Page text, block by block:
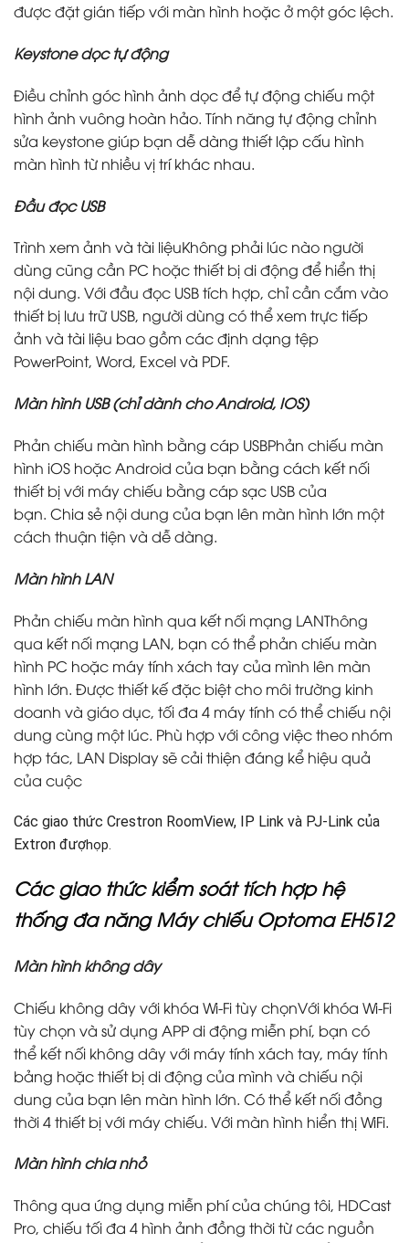
được đặt gián tiếp với màn hình hoặc ở một góc lệch.
Keystone dọc tự động
Điều chỉnh góc hình ảnh dọc để tự động chiếu một
hình ảnh vuông hoàn hảo. Tính năng tự động chỉnh
sửa keystone giúp bạn dễ dàng thiết lập cấu hình
màn hình từ nhiều vị trí khác nhau.
Đầu đọc USB
Trình xem ảnh và tài liệuKhông phải lúc nào người
dùng cũng cần PC hoặc thiết bị di động để hiển thị
nội dung. Với đầu đọc USB tích hợp, chỉ cần cắm vào
thiết bị lưu trữ USB, người dùng có thể xem trực tiếp
ảnh và tài liệu bao gồm các định dạng tệp
PowerPoint, Word, Excel và PDF.
Màn hình USB (chỉ dành cho Android, IOS)
Phản chiếu màn hình bằng cáp USBPhản chiếu màn
hình iOS hoặc Android của bạn bằng cách kết nối
thiết bị với máy chiếu bằng cáp sạc USB của
bạn. Chia sẻ nội dung của bạn lên màn hình lớn một
cách thuận tiện và dễ dàng.
Màn hình LAN
Phản chiếu màn hình qua kết nối mạng LANThông
qua kết nối mạng LAN, bạn có thể phản chiếu màn
hình PC hoặc máy tính xách tay của mình lên màn
hình lớn. Được thiết kế đặc biệt cho môi trường kinh
doanh và giáo dục, tối đa 4 máy tính có thể chiếu nội
dung cùng một lúc. Phù hợp với công việc theo nhóm
hợp tác, LAN Display sẽ cải thiện đáng kể hiệu quả
của cuộc
Các giao thức Crestron RoomView, IP Link và PJ-Link của
Extron đượhọp.
Các giao thức kiểm soát tích hợp hệ
thống đa năng Máy chiếu Optoma EH512
Màn hình không dây
Chiếu không dây với khóa Wi-Fi tùy chọnVới khóa Wi-Fi
tùy chọn và sử dụng APP di động miễn phí, bạn có
thể kết nối không dây với máy tính xách tay, máy tính
bảng hoặc thiết bị di động của mình và chiếu nội
dung của bạn lên màn hình lớn. Có thể kết nối đồng
thời 4 thiết bị với máy chiếu. Với màn hình hiển thị WiFi.
Màn hình chia nhỏ
Thông qua ứng dụng miễn phí của chúng tôi, HDCast
Pro, chiếu tối đa 4 hình ảnh đồng thời từ các nguồn